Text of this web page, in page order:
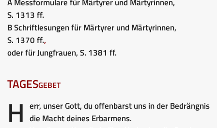
S. 1313 ff.
B Schriftlesungen für Märtyrer und Märtyrinnen,
S. 1370 ff.,
oder für Jungfrauen, S. 1381 ff.
TAGESgebet
H err, unser Gott, du offenbarst uns in der Bedrängnis
die Macht deines Erbarmens.